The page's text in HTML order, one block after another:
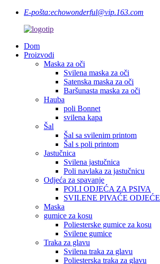
E-pošta:echowonderful@vip.163.com
Dom
Proizvodi
Maska za oči
Svilena maska ​​za oči
Satenska maska ​​za oči
Baršunasta maska ​​za oči
Hauba
poli Bonnet
svilena kapa
Šal
Šal sa svilenim printom
Šal s poli printom
Jastučnica
Svilena jastučnica
Poli navlaka za jastučnicu
Odjeća za spavanje
POLI ODJEĆA ZA PSIVA
SVILENE PIVAĆE ODJEĆE
Maska
gumice za kosu
Poliesterske gumice za kosu
Svilene gumice
Traka za glavu
Svilena traka za glavu
Poliesterska traka za glavu